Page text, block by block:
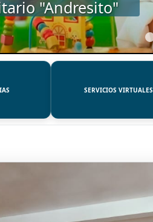
SERVICIOS VIRTUALES